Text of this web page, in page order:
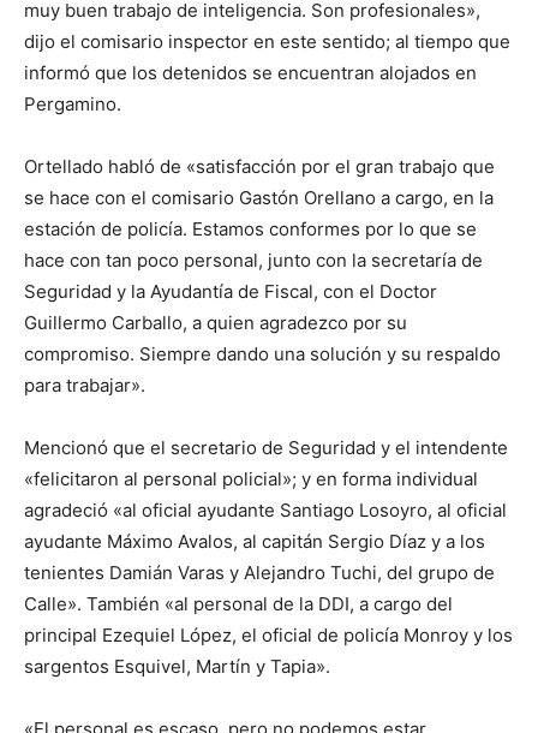
muy buen trabajo de inteligencia. Son profesionales»,
dijo el comisario inspector en este sentido; al tiempo que
informó que los detenidos se encuentran alojados en
Pergamino.
Ortellado habló de «satisfacción por el gran trabajo que
se hace con el comisario Gastón Orellano a cargo, en la
estación de policía. Estamos conformes por lo que se
hace con tan poco personal, junto con la secretaría de
Seguridad y la Ayudantía de Fiscal, con el Doctor
Guillermo Carballo, a quien agradezco por su
compromiso. Siempre dando una solución y su respaldo
para trabajar».
Mencionó que el secretario de Seguridad y el intendente
«felicitaron al personal policial»; y en forma individual
agradeció «al oficial ayudante Santiago Losoyro, al oficial
ayudante Máximo Avalos, al capitán Sergio Díaz y a los
tenientes Damián Varas y Alejandro Tuchi, del grupo de
Calle». También «al personal de la DDI, a cargo del
principal Ezequiel López, el oficial de policía Monroy y los
sargentos Esquivel, Martín y Tapia».
«El personal es escaso, pero no podemos estar